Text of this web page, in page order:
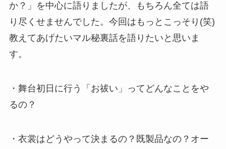
か？」を中心に語りましたが、もちろん全ては語
り尽くせませんでした。今回はもっとこっそり(笑)
教えてあげたいマル秘裏話を語りたいと思いま
す。
・舞台初日に行う「お祓い」ってどんなことをや
るの？
・衣裳はどうやって決まるの？既製品なの？オー